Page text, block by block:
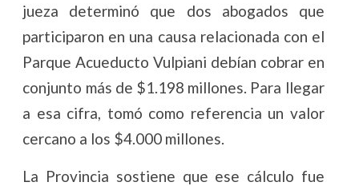
jueza determinó que dos abogados que
participaron en una causa relacionada con el
Parque Acueducto Vulpiani debían cobrar en
conjunto más de $1.198 millones. Para llegar
a esa cifra, tomó como referencia un valor
cercano a los $4.000 millones.
La Provincia sostiene que ese cálculo fue